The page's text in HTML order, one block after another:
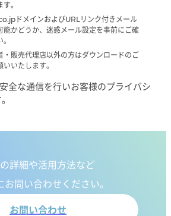
。
ドメインおよびURLリンク付きメール
能かどうか、迷惑メール設定を事前にご確
・販売代理店以外の方はダウンロードのご
いたします。
全な通信を行いお客様のプライバシ
詳細や活用方法など
お問い合わせください。
お問い合わせ